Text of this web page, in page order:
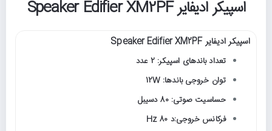
اسپیکر ادیفایر Speaker Edifier XM2PF
اسپیکر ادیفایر Speaker Edifier XM2PF
تعداد باندهای اسپیکر: 2 عدد
توان خروجی باندها: 12W
حساسیت صوتی: 80 دسیبل
فرکانس خروجی:د 80 Hz